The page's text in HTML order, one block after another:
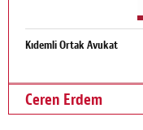
Kıdemli Ortak Avukat
Ceren Erdem